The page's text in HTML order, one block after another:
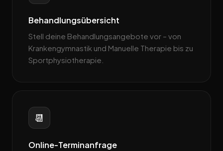
Behandlungsübersicht
Stell deine Behandlungsangebote vor – von
Krankengymnastik und Manuelle Therapie bis zu
Sportphysiotherapie.
📆
Online-Terminanfrage